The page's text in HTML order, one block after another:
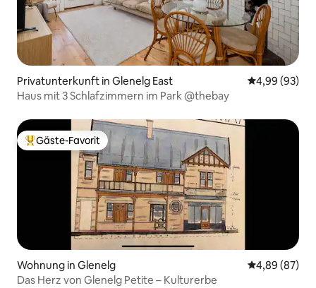
Privatunterkunft in Glenelg East
4,99 (93)
Haus mit 3 Schlafzimmern im Park @thebay
Beliebter Gäste-Favorit.
Gäste-Favorit
Wohnung in Glenelg
4,89 (87)
Das Herz von Glenelg Petite – Kulturerbe